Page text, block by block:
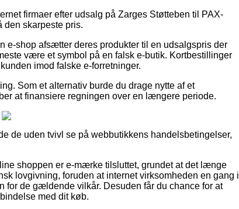
firmaer efter udsalg på Zarges Støtteben til PAX-
den skarpeste pris.
e-shop afsætter deres produkter til en udsalgspris der
være et symbol på en falsk e-butik. Kortbestillinger
imod falske e-forretninger.
Som et alternativ burde du drage nytte af et
at finansiere regningen over en længere periode.
de uden tvivl se på webbutikkens handelsbetingelser,
shoppen er e-mærke tilsluttet, grundet at det længe
lovgivning, foruden at internet virksomheden en gang i
for de gældende vilkår. Desuden får du chance for at
med dit køb.